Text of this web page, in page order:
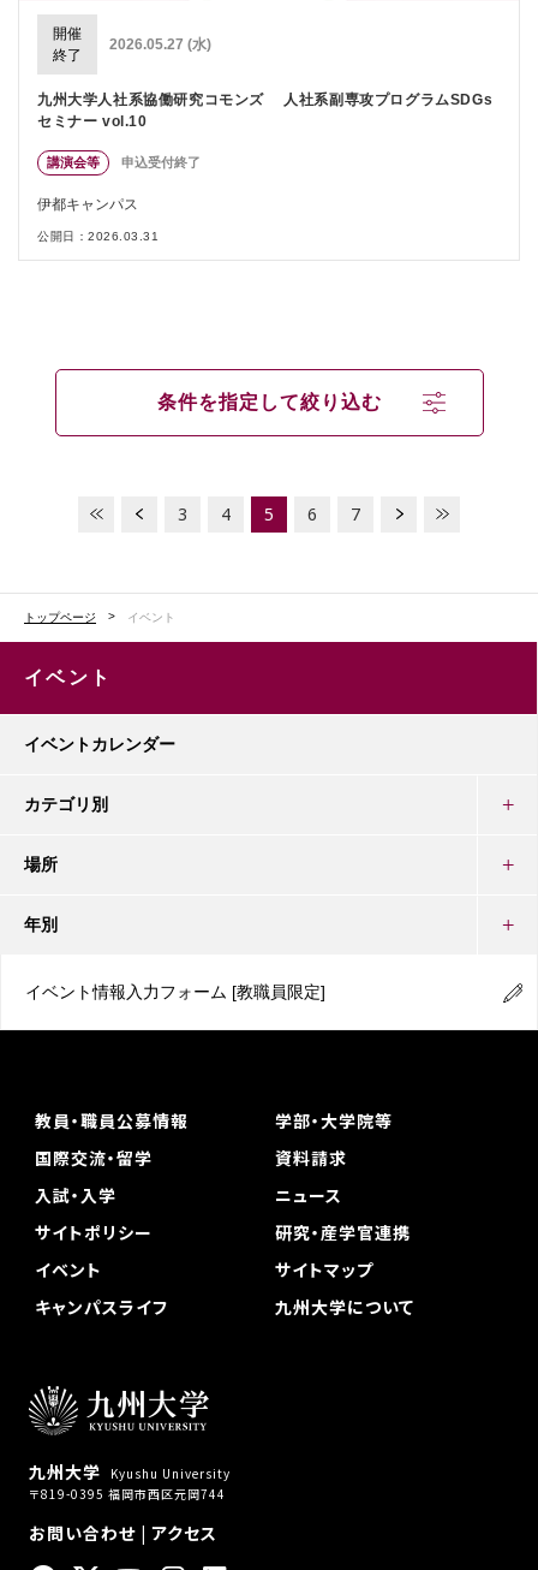
開催
終了
2026.05.27 (水)
九州大学人社系協働研究コモンズ 人社系副専攻プログラムSDGs
セミナー vol.10
講演会等 申込受付終了
伊都キャンパス
公開日：2026.03.31
条件を指定して絞り込む
3 4 5 6 7
トップページ イベント
イベント
イベントカレンダー
カテゴリ別
場所
年別
イベント情報入力フォーム [教職員限定]
九州大学
Kyushu University
〒819-0395 福岡市西区元岡744
お問い合わせ| アクセス
教員・職員公募情報
学部・大学院等
国際交流・留学
資料請求
入試・入学
ニュース
サイトポリシー
研究・産学官連携
イベント
サイトマップ
キャンパスライフ
九州大学について